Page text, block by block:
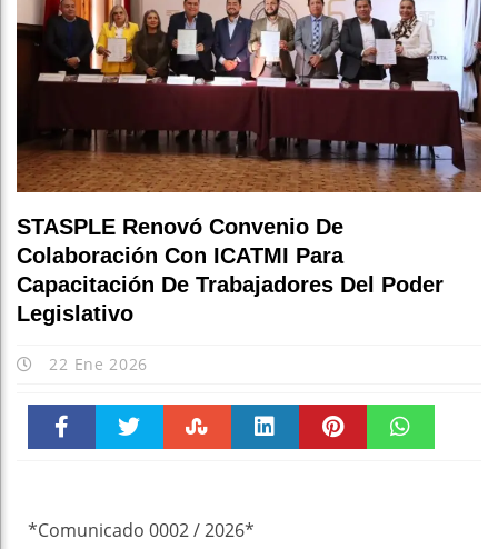
STASPLE Renovó Convenio De
Colaboración Con ICATMI Para
Capacitación De Trabajadores Del Poder
Legislativo
22 Ene 2026
*Comunicado 0002 / 2026*